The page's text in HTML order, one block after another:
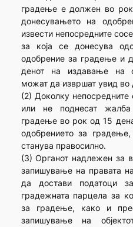
градење е должен во
донесувањето на
извести непосредните
за која се донесува
одобрение за градење и
денот на издавање на
можат да извршат увид во
(2) Доколку
или не поднесат
градење во рок од 15
одобрението за
станува правосилно.
(3) Органот надлежен за
запишување на правата
да достави податоци
градежната парцела за
за градење, како и
запишување на